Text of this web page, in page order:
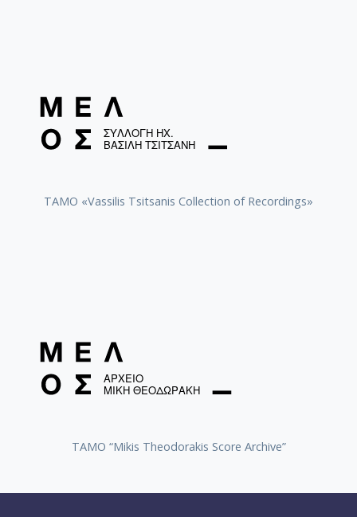
TAMO «Vassilis Tsitsanis Collection of Recordings»
TAMO “Mikis Theodorakis Score Archive”